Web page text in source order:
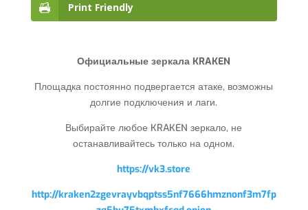
Print Friendly
Официальные зеркала KRAKEN
Площадка постоянно подвергается атаке, возможны
долгие подключения и лаги.
Выбирайте любое KRAKEN зеркало, не
останавливайтесь только на одном.
https://vk3.store
http://kraken2zgevrayvbqptss5nf7666hmznonf3m7fp